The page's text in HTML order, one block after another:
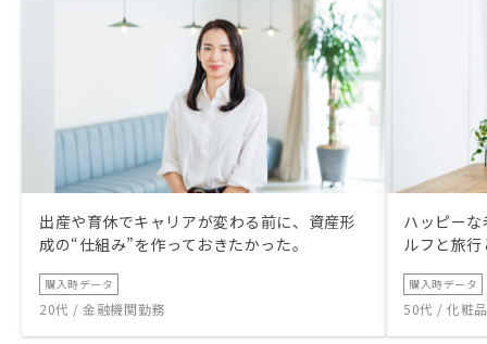
出産や育休でキャリアが変わる前に、資産形
成の“仕組み”を作っておきたかった。
購入時データ
20代 / 金融機関勤務
ハッピー
ルフと旅
購入時データ
50代 / 化粧